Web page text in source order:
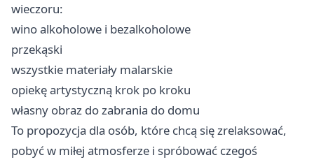
wieczoru:
wino alkoholowe i bezalkoholowe
przekąski
wszystkie materiały malarskie
opiekę artystyczną krok po kroku
własny obraz do zabrania do domu
To propozycja dla osób, które chcą się zrelaksować,
pobyć w miłej atmosferze i spróbować czegoś